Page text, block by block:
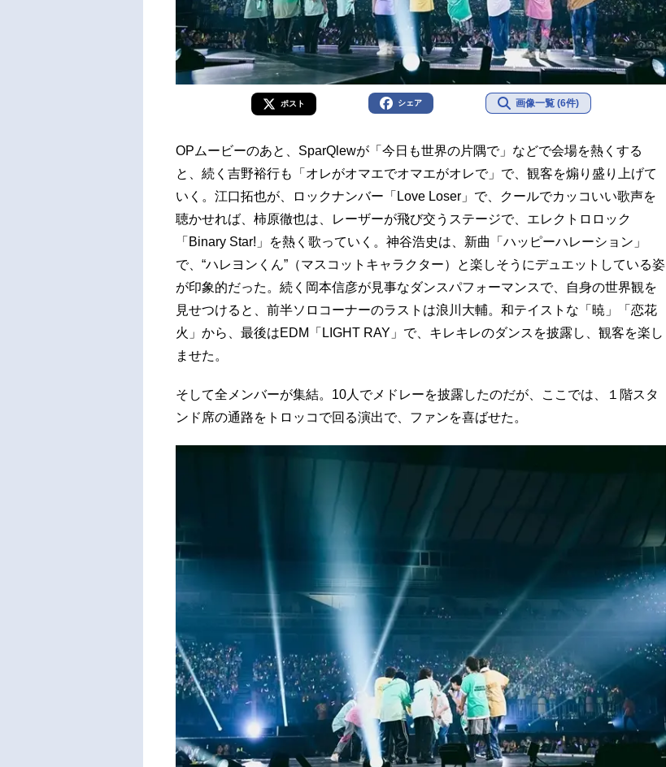
ポスト シェア 画像一覧 (6件)
OPムービーのあと、SparQlewが「今日も世界の片隅で」などで会場を熱くする
と、続く吉野裕行も「オレがオマエでオマエがオレで」で、観客を煽り盛り上げて
いく。江口拓也が、ロックナンバー「Love Loser」で、クールでカッコいい歌声を
聴かせれば、柿原徹也は、レーザーが飛び交うステージで、エレクトロロック
「Binary Star!」を熱く歌っていく。神谷浩史は、新曲「ハッピーハレーション」
で、“ハレヨンくん”（マスコットキャラクター）と楽しそうにデュエットしている姿
が印象的だった。続く岡本信彦が見事なダンスパフォーマンスで、自身の世界観を
見せつけると、前半ソロコーナーのラストは浪川大輔。和テイストな「暁」「恋花
火」から、最後はEDM「LIGHT RAY」で、キレキレのダンスを披露し、観客を楽し
ませた。
そして全メンバーが集結。10人でメドレーを披露したのだが、ここでは、１階スタ
ンド席の通路をトロッコで回る演出で、ファンを喜ばせた。